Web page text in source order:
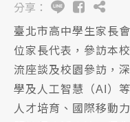
分享：
臺北市高中學生家長
位家長代表，參訪本
流座談及校園參訪，
學及人工智慧（AI）
人才培育、國際移動